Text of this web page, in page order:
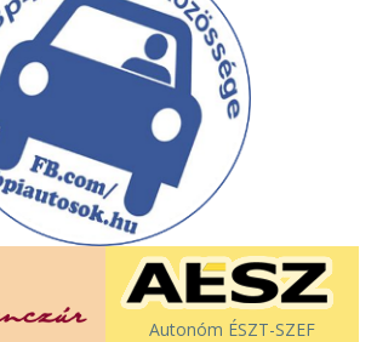
Autonóm ÉSZT-SZEF